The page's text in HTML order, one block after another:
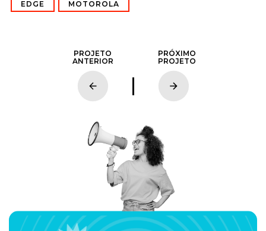
EDGE MOTOROLA
PROJETO
ANTERIOR
PRÓXIMO
PROJETO